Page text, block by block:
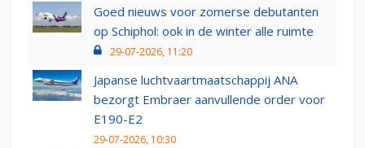
Goed nieuws voor zomerse debutanten
op Schiphol: ook in de winter alle ruimte
29-07-2026, 11:20
Japanse luchtvaartmaatschappij ANA
bezorgt Embraer aanvullende order voor
E190-E2
29-07-2026, 10:30